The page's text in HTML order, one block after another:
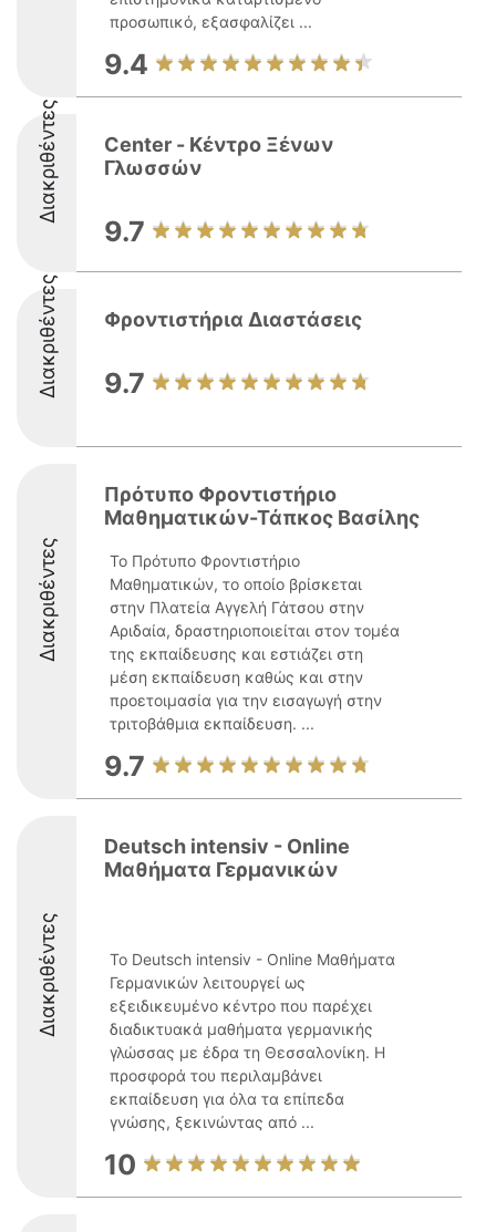
προσωπικό, εξασφαλίζει ...
9.4
Διακριθέντες
Center - Κέντρο Ξένων
Γλωσσών
9.7
Διακριθέντες Φροντιστήρια Διαστάσεις
9.7
Διακριθέντες
Πρότυπο Φροντιστήριο
Μαθηματικών-Τάπκος Βασίλης
Το Πρότυπο Φροντιστήριο
Μαθηματικών, το οποίο βρίσκεται
στην Πλατεία Αγγελή Γάτσου στην
Αριδαία, δραστηριοποιείται στον τομέα
της εκπαίδευσης και εστιάζει στη
μέση εκπαίδευση καθώς και στην
προετοιμασία για την εισαγωγή στην
τριτοβάθμια εκπαίδευση. ...
9.7
Διακριθέντες
Deutsch intensiv - Online
Μαθήματα Γερμανικών
Το Deutsch intensiv - Online Μαθήματα
Γερμανικών λειτουργεί ως
εξειδικευμένο κέντρο που παρέχει
διαδικτυακά μαθήματα γερμανικής
γλώσσας με έδρα τη Θεσσαλονίκη. Η
προσφορά του περιλαμβάνει
εκπαίδευση για όλα τα επίπεδα
γνώσης, ξεκινώντας από ...
10